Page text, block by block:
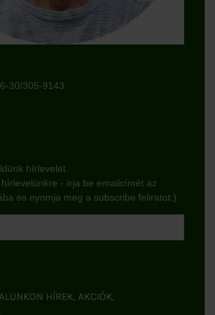
30/305-9143
hírlevelet.
- írja be emailcímét az
és nyomja meg a subscribe feliratot:)
HÍREK, AKCIÓK,